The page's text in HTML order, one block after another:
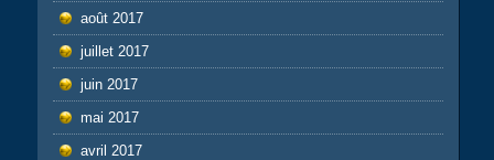
août 2017
juillet 2017
juin 2017
mai 2017
avril 2017